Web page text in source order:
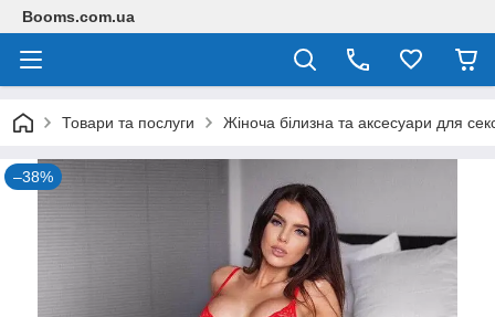
Booms.com.ua
Товари та послуги Жіноча білизна та аксесуари для
–38%